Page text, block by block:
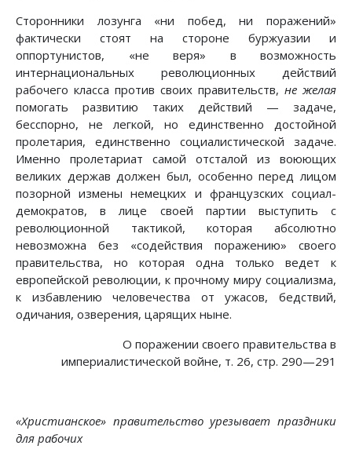
Сторонники лозунга «ни побед, ни поражений»
фактически стоят на стороне буржуазии и
оппортунистов, «не веря» в возможность
интернациональных революционных действий
рабочего класса против своих правительств, не желая
помогать развитию таких действий — задаче,
бесспорно, не легкой, но единственно достойной
пролетария, единственно социалистической задаче.
Именно пролетариат самой отсталой из воюющих
великих держав должен был, особенно перед лицом
позорной измены немецких и французских социал-
демократов, в лице своей партии выступить с
революционной тактикой, которая абсолютно
невозможна без «содействия поражению» своего
правительства, но которая одна только ведет к
европейской революции, к прочному миру социализма,
к избавлению человечества от ужасов, бедствий,
одичания, озверения, царящих ныне.
О поражении своего правительства в
империалистической войне, т. 26, стр. 290—291
«Христианское» правительство урезывает праздники
для рабочих